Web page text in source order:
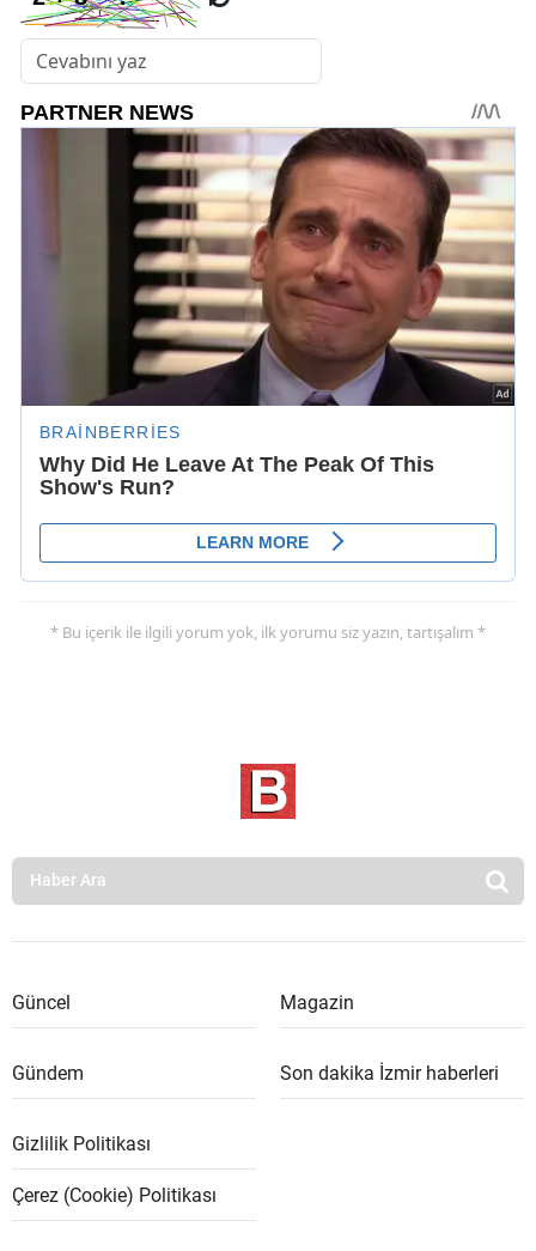
* Bu içerik ile ilgili yorum yok, ilk yorumu siz yazın, tartışalım *
Güncel Magazin
Gündem Son dakika İzmir haberleri
Gizlilik Politikası
Çerez (Cookie) Politikası